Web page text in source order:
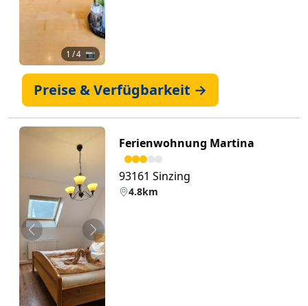
1 / 4 📷
Preise & Verfügbarkeit →
Zurück Weiter
Ferienwohnung Martina
93161 Sinzing
4.8km